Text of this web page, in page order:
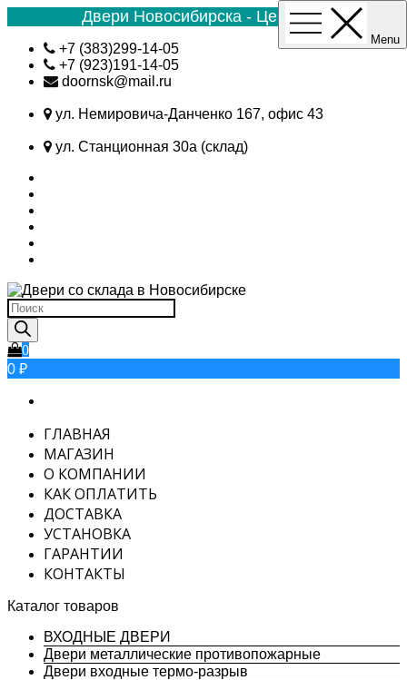
Двери Новосибирска - Цена №1
Skip
content
+7 (383)299-14-05
+7 (923)191-14-05
doornsk@mail.ru
ул. Немировича-Данченко 167, офис 43
ул. Станционная 30а (склад)
Поиск
товаров
0
0 ₽
Menu
ГЛАВНАЯ
МАГАЗИН
О КОМПАНИИ
КАК ОПЛАТИТЬ
ДОСТАВКА
УСТАНОВКА
ГАРАНТИИ
КОНТАКТЫ
Каталог товаров
ВХОДНЫЕ ДВЕРИ
Двери металлические противопожарные
Двери входные термо-разрыв